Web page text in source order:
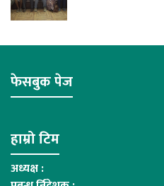
फेसबुक पेज
हाम्रो टिम
अध्यक्ष :